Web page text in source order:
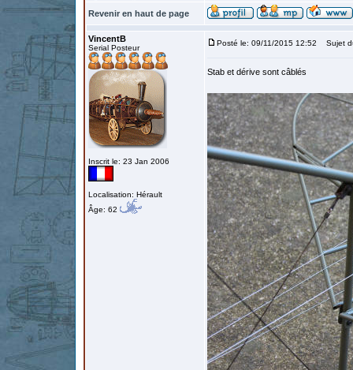
Revenir en haut de page
VincentB
Serial Posteur
Inscrit le: 23 Jan 2006
Localisation: Hérault
Âge: 62
Posté le: 09/11/2015 12:52 Sujet
Stab et dérive sont câblés